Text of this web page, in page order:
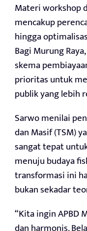
Materi workshop
mencakup
hingga
Bagi Murung
skema
prioritas untuk
publik yang lebih
Sarwo menilai
dan Masif (TSM)
sangat tepat
menuju budaya
transformasi ini
bukan sekadar
“Kita ingin APBD